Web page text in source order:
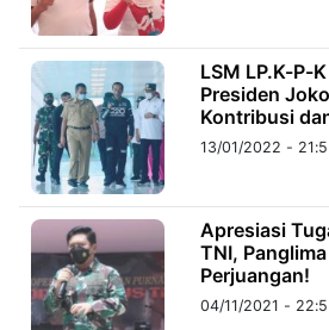
Kabarbaru.co
LSM LP.K-P-
Presiden
Kontribusi
NTB
13/01/2022 -
Apresiasi
TNI,
Perjuangan!
04/11/2021 -